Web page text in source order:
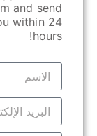
and send
within 24
hours!